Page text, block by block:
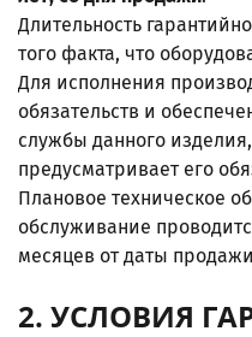
Длительность
того факта, что
Для исполнения
обязательств и
службы данного
предусматривает его
Плановое техническое
обслуживание
месяцев от даты
2. УСЛОВИЯ